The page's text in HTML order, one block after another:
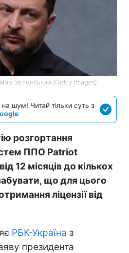
Зеленський (Getty Images)
шум! Читай тільки суть з
розгортання
ППО Patriot
12 місяців до кількох
що для цього
ліцензії від
РБК-Україна з
президента